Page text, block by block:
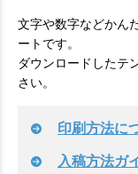
文字や数字などかん
ートです。
ダウンロードしたテ
さい。
印刷方法に
入稿方法ガ